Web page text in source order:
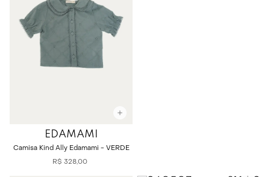
EDAMAMI
Camisa Kind Ally Edamami - VERDE
R$ 328,00